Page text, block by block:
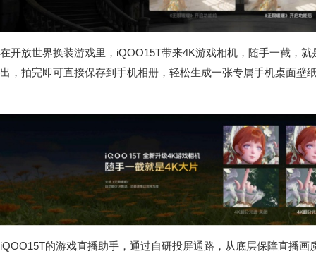
在开放世界换装游戏里，iQOO15T带来4K游戏相机，随手一截，
出，拍完即可直接保存到手机相册，轻松生成一张专属手机桌面壁
iQOO15T的游戏直播助手，通过自研投屏通路，从底层保障直播画